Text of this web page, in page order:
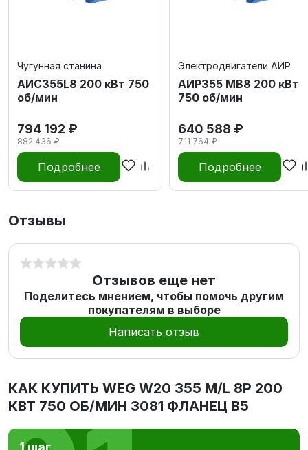
Чугунная станина
АИС355L8 200 кВт 750
об/мин
794 192 ₽
882 436 ₽
Подробнее
Электродвигатели АИР
АИР355 МВ8 200 кВт
750 об/мин
640 588 ₽
711 764 ₽
Подробнее
Отзывы
Отзывов еще нет
Поделитесь мнением, чтобы помочь другим
покупателям в выборе
Написать отзыв
КАК КУПИТЬ WEG W20 355 M/L 8P 200
КВТ 750 ОБ/МИН 3081 ФЛАНЕЦ В5
1 шаг